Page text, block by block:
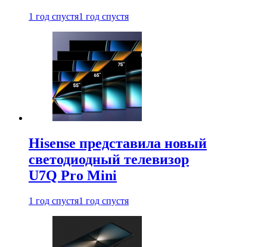
1 год спустя1 год спустя
Hisense представила новый
светодиодный телевизор
U7Q Pro Mini
1 год спустя1 год спустя